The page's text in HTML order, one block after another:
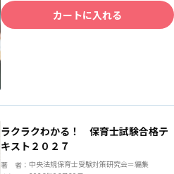
カートに入れる
ラクラクわかる！ 保育士試験合格テ
キスト２０２７
著 者： 中央法規保育士受験対策研究会＝編集